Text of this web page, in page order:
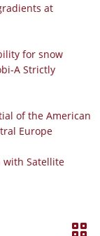
at
for snow
A Strictly
of the American
Europe
Satellite